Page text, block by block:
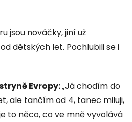
jsou nováčky, jiní už
dětských let. Pochlubili se i
Evropy:„Já chodím do
ale tančím od 4, tanec miluji,
to něco, co ve mně vyvolává